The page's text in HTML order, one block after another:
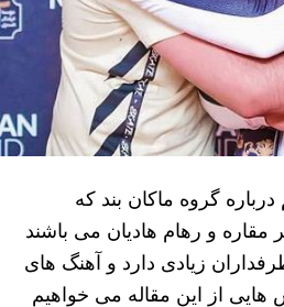
گروه ماکان بند که
مقاره و رهام هادیان می باشند
زیادی دارد و آهنگ های
هایی از این مقاله می‌ خواهیم